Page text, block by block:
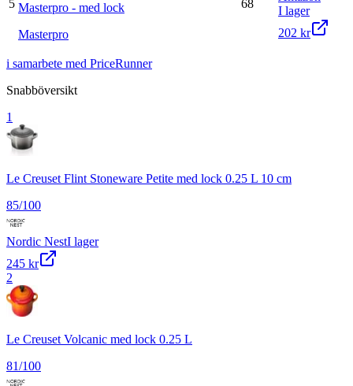
5 Masterpro - med lock
Masterpro
68
I lager
202 kr
i samarbete med PriceRunner
Snabböversikt
1
Le Creuset Flint Stoneware Petite med lock 0.25 L 10 cm
85/100
Nordic NestI lager
245 kr
2
Le Creuset Volcanic med lock 0.25 L
81/100